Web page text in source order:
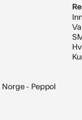
- Peppol